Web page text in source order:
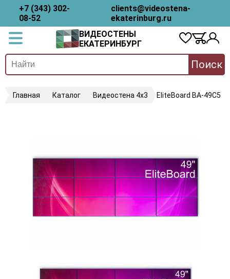
+7 (343) 302-
08-52
clients@videostena-
ekaterinburg.ru
ВИДЕОСТЕНЫ
ЕКАТЕРИНБУРГ
Поиск
Главная Каталог Видеостена 4х3 EliteBoard BA-49C5